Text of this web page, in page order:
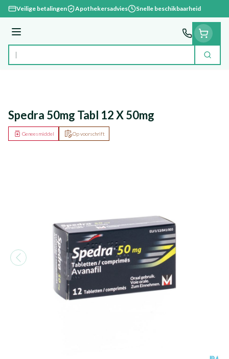
Ga naar de inhoud
Veilige betalingen Apothekersadvies Snelle beschikbaarheid
Menu
Product, merk, categorie... Zoek
Spedra 50mg Tabl 12 X 50mg
Op voorschrift
Geneesmiddel